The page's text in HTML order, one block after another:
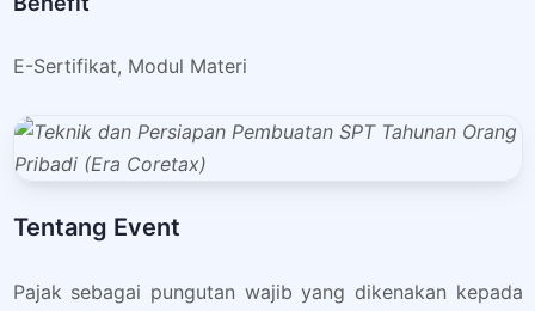
E-Sertifikat, Modul Materi
Tentang Event
Pajak sebagai pungutan wajib yang dikenakan kepada